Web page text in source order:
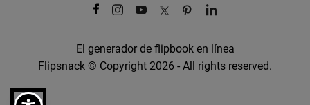
El generador de flipbook en línea
Flipsnack © Copyright 2026 - All rights reserved.